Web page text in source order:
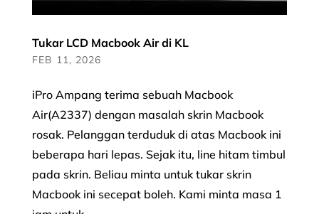
Tukar LCD Macbook Air di KL
FEB 11, 2026
iPro Ampang terima sebuah Macbook
Air(A2337) dengan masalah skrin Macbook
rosak. Pelanggan terduduk di atas Macbook ini
beberapa hari lepas. Sejak itu, line hitam timbul
pada skrin. Beliau minta untuk tukar skrin
Macbook ini secepat boleh. Kami minta masa 1